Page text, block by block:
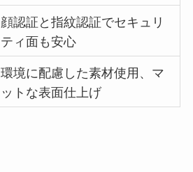
顔認証と指紋認証でセキュリ
ティ面も安心
環境に配慮した素材使用、マ
ットな表面仕上げ